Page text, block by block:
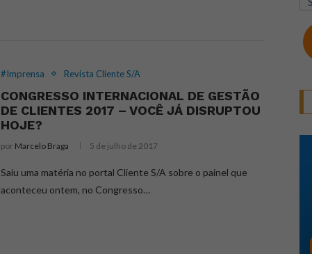
#Imprensa Revista Cliente S/A
CONGRESSO INTERNACIONAL DE GESTÃO
DE CLIENTES 2017 – VOCÊ JÁ DISRUPTOU
HOJE?
por Marcelo Braga 5 de julho de 2017
Saiu uma matéria no portal Cliente S/A sobre o painel que
aconteceu ontem, no Congresso…